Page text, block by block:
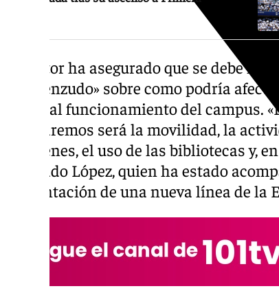
El rector ha asegurado que se debe
concienzudo» sobre como podría
fútbol al funcionamiento del campus.
evaluaremos será la movilidad, la
exámenes, el uso de las bibliotecas y,
afirmado López, quien ha estado
presentación de una nueva línea de